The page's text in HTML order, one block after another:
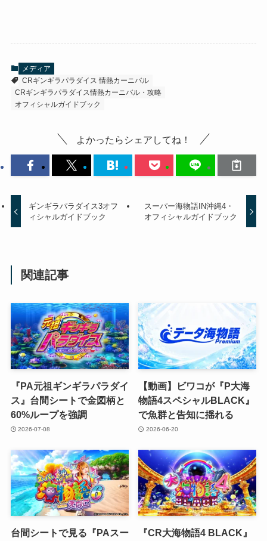
メディア
CRギンギラパラダイス 情熱カーニバル
CRギンギラパラダイス情熱カーニバル・攻略
オフィシャルガイドブック
よかったらシェアしてね！
ギンギラパラダイス3オフ
ィシャルガイドブック
スーパー海物語IN沖縄4・
オフィシャルガイドブック
関連記事
『PA元祖ギンギラパラダイ
ス』台間シートで金図柄と
60%ループを強調
2026-07-08
【動画】ビワコが『P大海
物語4スペシャルBLACK』
で魚群と告知に揺れる
2026-06-20
台間シートで見る『PAスー
『CR大海物語4 BLACK』